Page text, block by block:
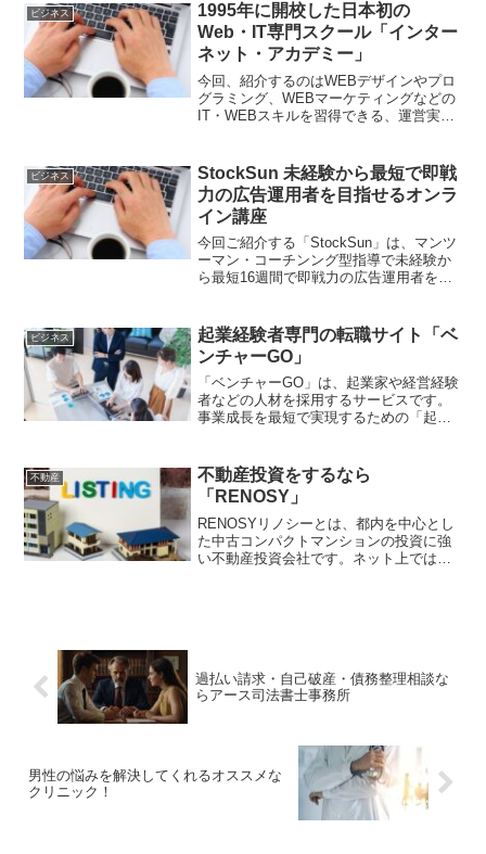
ビジネス
1995年に開校した日本初の
Web・IT専門スクール「インター
ネット・アカデミー」
今回、紹介するのはWEBデザインやプロ
グラミング、WEBマーケティングなどの
IT・WEBスキルを習得できる、運営実績
ジニアとしての就職・転職に必要な知識
やスキルを学...
ビジネス
StockSun 未経験から最短で即戦
力の広告運用者を目指せるオンラ
イン講座
今回ご紹介する「StockSun」は、マンツ
ーマン・コーチンング型指導で未経験か
ら最短16週間で即戦力の広告運用者を目
礎コース」と、広告運用経験者向けの
「応用コース」と...
ビジネス
起業経験者専門の転職サイト「ベ
ンチャーGO」
「ベンチャーGO」は、起業家や経営経験
者などの人材を採用するサービスです。
事業成長を最短で実現するための「起業
「宝」と考えます。自社の課題に合わせ
て契約形態を選択でき、...
不動産
不動産投資をするなら
「RENOSY」
RENOSYリノシーとは、都内を中心とし
た中古コンパクトマンションの投資に強
い不動産投資会社です。ネット上では
過払い請求・自己破産・債務整理相談な
らアース司法書士事務所
男性の悩みを解決してくれるオススメな
クリニック！